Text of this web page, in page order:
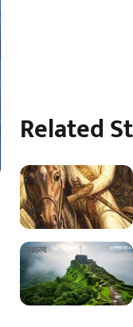
Related